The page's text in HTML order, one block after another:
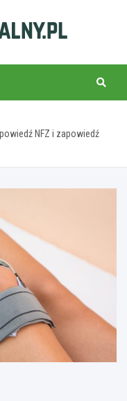
NFZ i zapowiedź